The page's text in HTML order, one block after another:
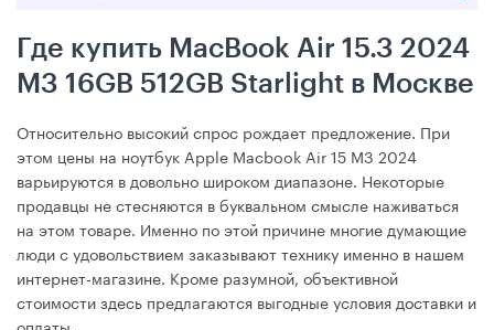
Где купить MacBook Air 15.3 2024
M3 16GB 512GB Starlight в Москве
Относительно высокий спрос рождает предложение. При
этом цены на ноутбук Apple Macbook Air 15 M3 2024
варьируются в довольно широком диапазоне. Некоторые
продавцы не стесняются в буквальном смысле наживаться
на этом товаре. Именно по этой причине многие думающие
люди с удовольствием заказывают технику именно в нашем
интернет-магазине. Кроме разумной, объективной
стоимости здесь предлагаются выгодные условия доставки и